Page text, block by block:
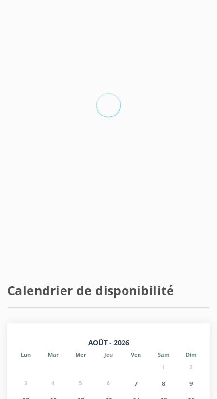
Calendrier de disponibilité
AOÛT - 2026
Lun Mar Mer Jeu Ven Sam Dim
1
2
3
4 5 6 7 8
9